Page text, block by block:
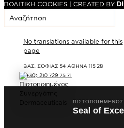
ΠΟΛΙΤΙΚΗ COOKIES | CREATED BY
No translations available for this
page
ΒΑΣ. ΣΟΦΙΑΣ 54 ΑΘΗΝΑ 115 28
(+30) 210 729 75 71
Seal of